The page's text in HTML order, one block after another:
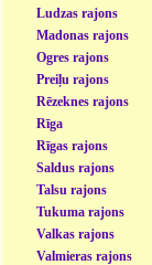
Ludzas rajons
Madonas rajons
Ogres rajons
Preiļu rajons
Rēzeknes rajons
Rīga
Rīgas rajons
Saldus rajons
Talsu rajons
Tukuma rajons
Valkas rajons
Valmieras rajons